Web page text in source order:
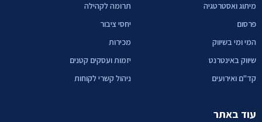
מיתוג ואסטרטגיה
פרסום
המי ומי בשיווק
שיווק באינטרנט
קד"ם ואירועים
תרומה לקהילה
יחסי ציבור
מכירות
יזמות ועסקים קטנים
ניהול קשרי לקוחות
עוד באתר